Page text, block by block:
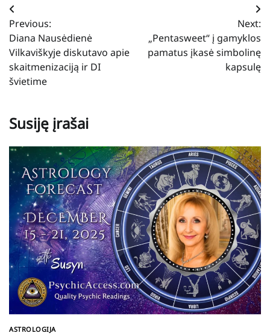
Navigacija
tarp
įrašų
Previous:
Diana Nausėdienė
Vilkaviškyje diskutavo apie
skaitmenizaciją ir DI
švietime
Next:
„Pentasweet“ į gamyklos
pamatus įkasė simbolinę
kapsulę
Susiję įrašai
ASTROLOGIJA